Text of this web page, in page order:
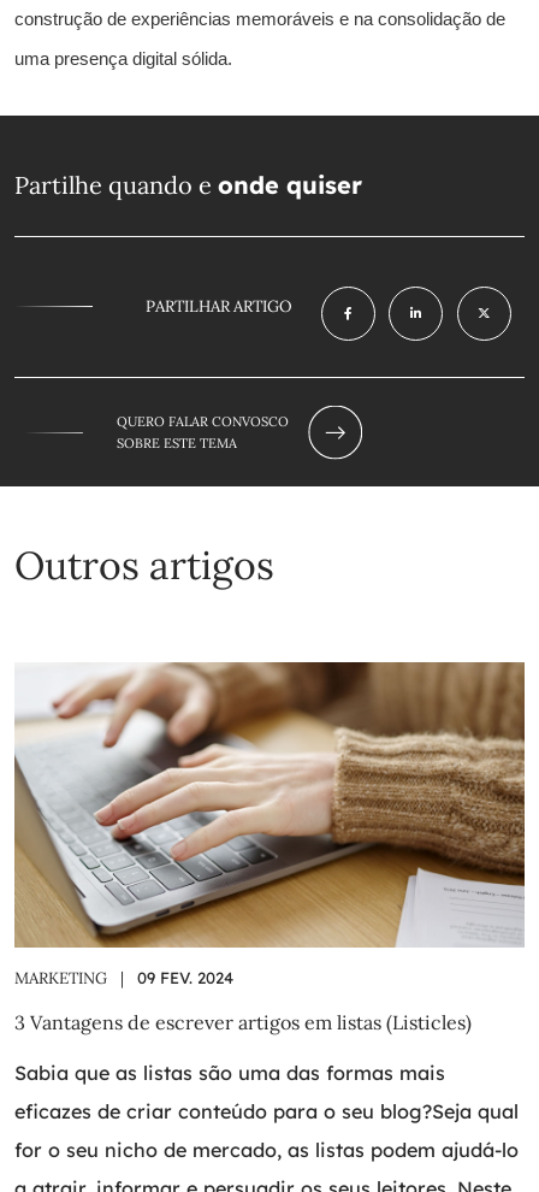
construção de experiências memoráveis e na consolidação de
uma presença digital sólida.
Partilhe quando e onde quiser
PARTILHAR ARTIGO
QUERO FALAR CONVOSCO
SOBRE ESTE TEMA
Outros artigos
MARKETING | 09 FEV. 2024
3 Vantagens de escrever artigos em listas (Listicles)
Sabia que as listas são uma das formas mais
eficazes de criar conteúdo para o seu blog?Seja qual
for o seu nicho de mercado, as listas podem ajudá-lo